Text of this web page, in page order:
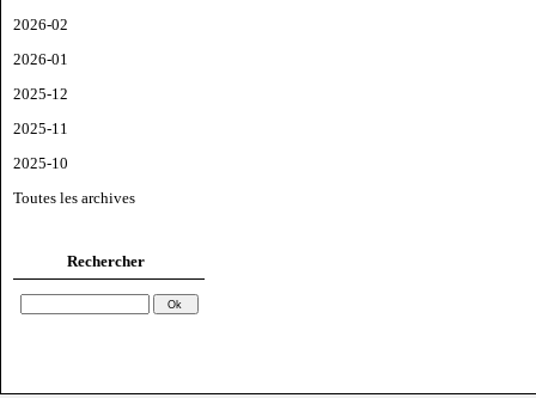
2026-02
2026-01
2025-12
2025-11
2025-10
Toutes les archives
Rechercher